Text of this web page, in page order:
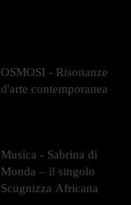
OSMOSI - Risonanze
d'arte contemporanea
Musica - Sabrina di
Monda – il singolo
Scugnizza Africana